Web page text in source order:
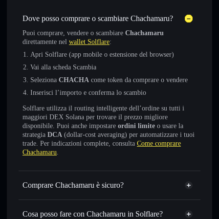
Dove posso comprare o scambiare Chachamaru?
Puoi comprare, vendere o scambiare Chachamaru
direttamente nel wallet Solflare:
Apri Solflare (app mobile o estensione del browser)
Vai alla scheda Scambia
Seleziona CHACHA come token da comprare o vendere
Inserisci l’importo e conferma lo scambio
Solflare utilizza il routing intelligente dell’ordine su tutti i
maggiori DEX Solana per trovare il prezzo migliore
disponibile. Puoi anche impostare ordini limite o usare la
strategia DCA (dollar-cost averaging) per automatizzare i tuoi
trade. Per indicazioni complete, consulta Come comprare
Chachamaru.
Comprare Chachamaru è sicuro?
Chachamaru non è verificato
Cosa posso fare con Chachamaru in Solflare?